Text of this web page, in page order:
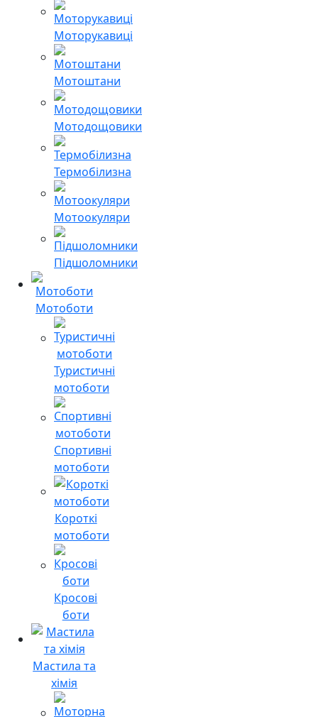
Моторукавиці
Мотоштани
Мотодощовики
Термобілизна
Мотоокуляри
Підшоломники
Мотоботи
Туристичні
мотоботи
Спортивні
мотоботи
Короткі
мотоботи
Кросові
боти
Мастила та
хімія